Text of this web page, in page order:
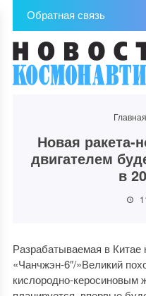
Обратная связь
Главная
Новая
двигателем
в
Разрабатываемая в Китае
«Чанчжэн-6″/»Великий
кислородно-керосиновым